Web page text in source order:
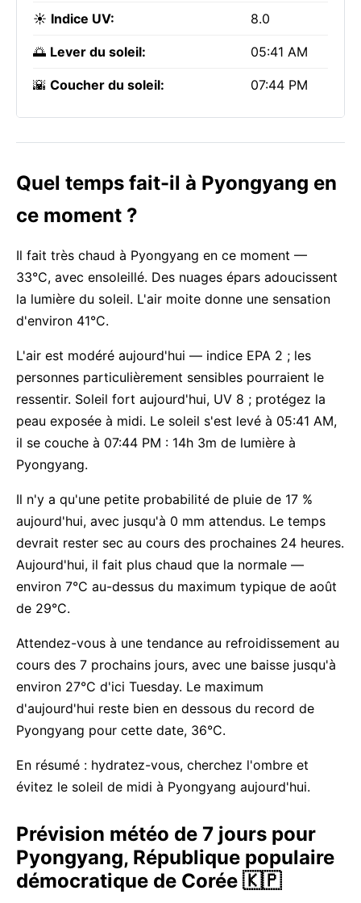
☀️ Indice UV: 8.0
🌅 Lever du soleil: 05:41 AM
🌇 Coucher du soleil: 07:44 PM
Quel temps fait-il à Pyongyang en
ce moment ?
Il fait très chaud à Pyongyang en ce moment —
33°C, avec ensoleillé. Des nuages épars adoucissent
la lumière du soleil. L'air moite donne une sensation
d'environ 41°C.
L'air est modéré aujourd'hui — indice EPA 2 ; les
personnes particulièrement sensibles pourraient le
ressentir. Soleil fort aujourd'hui, UV 8 ; protégez la
peau exposée à midi. Le soleil s'est levé à 05:41 AM,
il se couche à 07:44 PM : 14h 3m de lumière à
Pyongyang.
Il n'y a qu'une petite probabilité de pluie de 17 %
aujourd'hui, avec jusqu'à 0 mm attendus. Le temps
devrait rester sec au cours des prochaines 24 heures.
Aujourd'hui, il fait plus chaud que la normale —
environ 7°C au-dessus du maximum typique de août
de 29°C.
Attendez-vous à une tendance au refroidissement au
cours des 7 prochains jours, avec une baisse jusqu'à
environ 27°C d'ici Tuesday. Le maximum
d'aujourd'hui reste bien en dessous du record de
Pyongyang pour cette date, 36°C.
En résumé : hydratez-vous, cherchez l'ombre et
évitez le soleil de midi à Pyongyang aujourd'hui.
Prévision météo de 7 jours pour
Pyongyang, République populaire
démocratique de Corée 🇰🇵